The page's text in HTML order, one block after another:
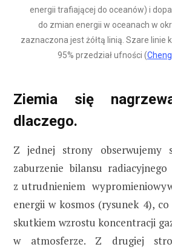
energii trafiającej do oceanów) i
do zmian energii w oceanach w
zaznaczona jest żółtą linią. Szare linie
95% przedział ufności (
Ziemia się
dlaczego.
Z jednej strony obserwujemy
zaburzenie bilansu
z utrudnieniem
energii w kosmos (rysunek 4),
skutkiem wzrostu koncentracji
w atmosferze. Z drugiej